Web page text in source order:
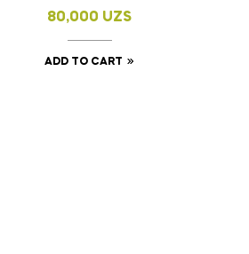
80,000 UZS
ADD TO CART